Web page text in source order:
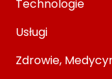
Technologie
Usługi
Zdrowie,